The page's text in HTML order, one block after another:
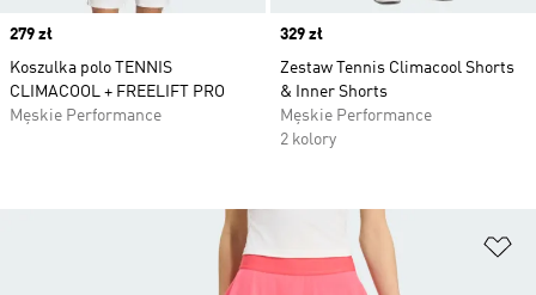
Price
279 zł
Koszulka polo TENNIS
CLIMACOOL + FREELIFT PRO
Męskie Performance
Price
329 zł
Zestaw Tennis Climacool Shorts
& Inner Shorts
Męskie Performance
2 kolory